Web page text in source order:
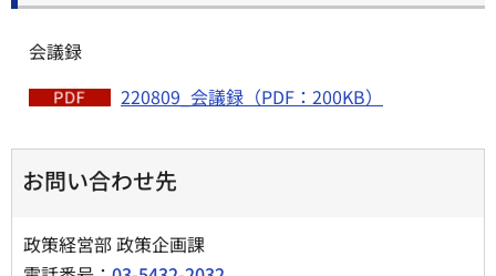
会議録
220809_会議録（PDF：200KB）
お問い合わせ先
政策経営部 政策企画課